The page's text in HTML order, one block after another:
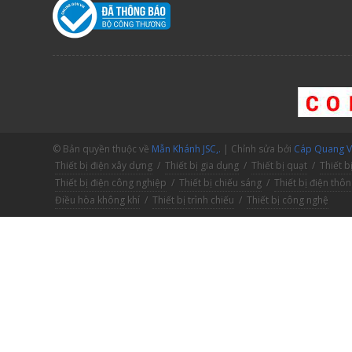
© Bản quyền thuộc về Mẫn Khánh JSC,. | Chỉnh sửa bởi Cáp Quang
Thiết bị điện xây dựng / Thiết bị gia dụng / Thiết bị quạt / Thiết
Thiết bị điện công nghiệp / Thiết bị chiếu sáng / Thiết bị điện
Điều hòa không khí / Thiết bị trình chiếu / Thiết bị công nghệ